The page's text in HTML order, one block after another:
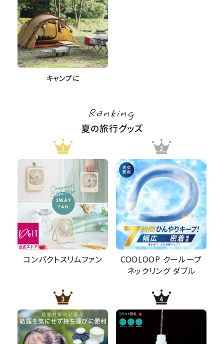
会社概要
お問い合わせ
キャンプに
Ranking
夏の旅行グッズ
コンパクトスリムファン
COOLOOP クーループ
ネックリング ダブル